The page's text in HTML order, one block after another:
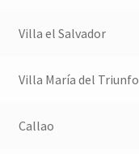
Villa el Salvador
Villa María del Triunfo
Callao